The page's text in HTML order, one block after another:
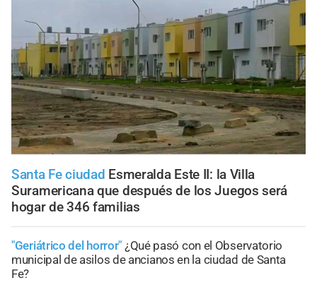
Santa Fe ciudad Esmeralda Este II: la Villa
Suramericana que después de los Juegos será
hogar de 346 familias
"Geriátrico del horror" ¿Qué pasó con el Observatorio
municipal de asilos de ancianos en la ciudad de Santa
Fe?